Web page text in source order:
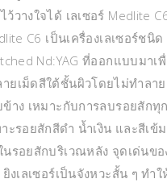
วางใจได้ เลเซอร์ Medlite
C6 เป็นเครื่องเลเซอร์ชนิด
Nd:YAG ที่ออกแบบมาเพื่
ยเม็ดสีใต้ชั้นผิวโดยไม่ทำลาย
ข้าง เหมาะกับการลบรอยสักทุ
าะรอยสักสีดำ น้ำเงิน และสีเข้
รอยสักบริเวณหลัง จุดเด่นขอ
ยิงเลเซอร์เป็นจังหวะสั้น ๆ ทำ